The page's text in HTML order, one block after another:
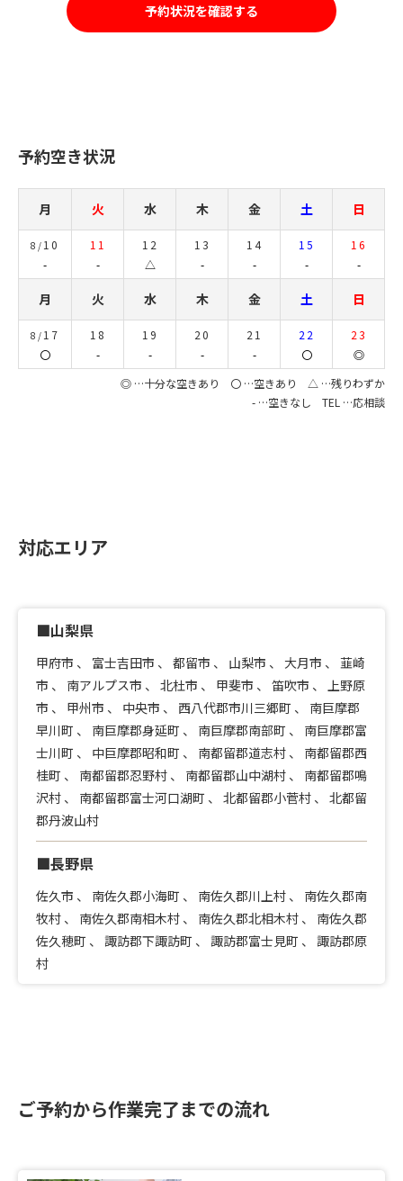
予約状況を確認する
予約空き状況
月 火 水 木 金 土 日
8/ 10
-
11
-
12
△
13
-
14
-
15
-
16
-
月 火 水 木 金 土 日
8/ 17
〇
18
-
19
-
20
-
21
-
22
〇
23
◎
◎ …十分な空きあり 〇 …空きあり △ …残りわずか
- …空きなし TEL …応相談
対応エリア
■山梨県
甲府市 、 富士吉田市 、 都留市 、 山梨市 、 大月市 、 韮崎
市 、 南アルプス市 、 北杜市 、 甲斐市 、 笛吹市 、 上野原
市 、 甲州市 、 中央市 、 西八代郡市川三郷町 、 南巨摩郡
早川町 、 南巨摩郡身延町 、 南巨摩郡南部町 、 南巨摩郡富
士川町 、 中巨摩郡昭和町 、 南都留郡道志村 、 南都留郡西
桂町 、 南都留郡忍野村 、 南都留郡山中湖村 、 南都留郡鳴
沢村 、 南都留郡富士河口湖町 、 北都留郡小菅村 、 北都留
郡丹波山村
■長野県
佐久市 、 南佐久郡小海町 、 南佐久郡川上村 、 南佐久郡南
牧村 、 南佐久郡南相木村 、 南佐久郡北相木村 、 南佐久郡
佐久穂町 、 諏訪郡下諏訪町 、 諏訪郡富士見町 、 諏訪郡原
村
ご予約から作業完了までの流れ